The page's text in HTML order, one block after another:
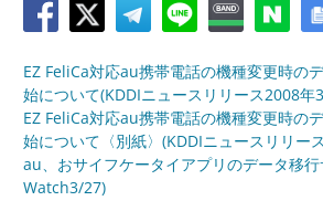
EZ FeliCa対応au携帯電話の機種変更時の
始について(KDDIニュースリリース2008年
EZ FeliCa対応au携帯電話の機種変更時の
始について〈別紙〉(KDDIニュースリリー
au、おサイフケータイアプリのデータ移
Watch3/27)